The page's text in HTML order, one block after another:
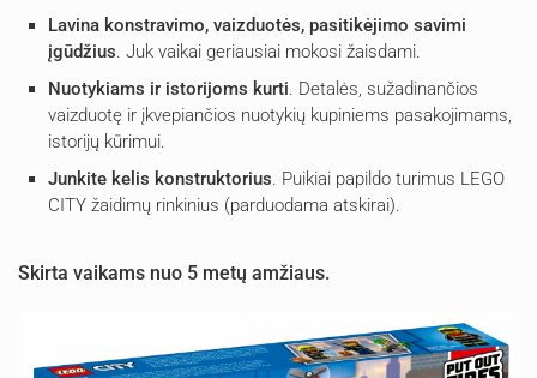
Lavina konstravimo, vaizduotės, pasitikėjimo savimi
įgūdžius. Juk vaikai geriausiai mokosi žaisdami.
Nuotykiams ir istorijoms kurti. Detalės, sužadinančios
vaizduotę ir įkvepiančios nuotykių kupiniems pasakojimams,
istorijų kūrimui.
Junkite kelis konstruktorius. Puikiai papildo turimus LEGO
CITY žaidimų rinkinius (parduodama atskirai).
Skirta vaikams nuo 5 metų amžiaus.